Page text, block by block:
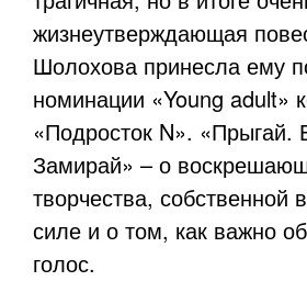
жизнеутверждающая
Шолохова принесла ему
номинации «Young adult»
«Подросток N». «Прыгай.
Замирай» – о
творчества, собственной
силе и о том, как важно
голос.